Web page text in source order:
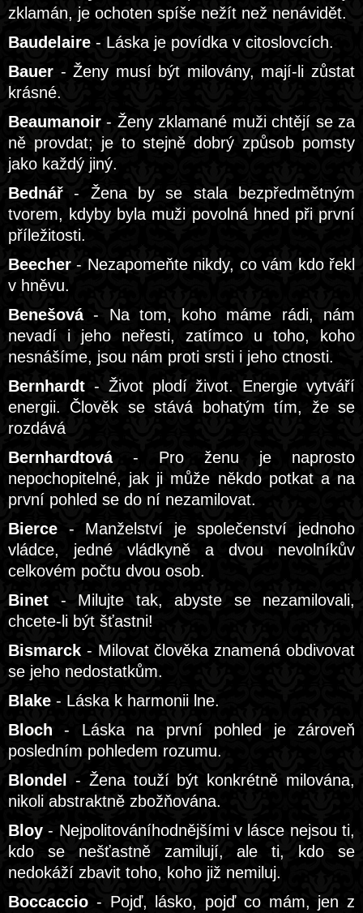
zklamán, je ochoten spíše nežít než nenávidět.
Baudelaire - Láska je povídka v citoslovcích.
Bauer - Ženy musí být milovány, mají-li zůstat
krásné.
Beaumanoir - Ženy zklamané muži chtějí se za
ně provdat; je to stejně dobrý způsob pomsty
jako každý jiný.
Bednář - Žena by se stala bezpředmětným
tvorem, kdyby byla muži povolná hned při první
příležitosti.
Beecher - Nezapomeňte nikdy, co vám kdo řekl
v hněvu.
Benešová- Na tom, koho máme rádi, nám
nevadí i jeho neřesti, zatímco u toho, koho
nesnášíme, jsou nám proti srsti i jeho ctnosti.
Bernhardt - Život plodí život. Energie vytváří
energii. Člověk se stává bohatým tím, že se
rozdává
Bernhardtová- Pro ženu je naprosto
nepochopitelné, jak ji může někdo potkat a na
první pohled se do ní nezamilovat.
Bierce - Manželství je společenství jednoho
vládce, jedné vládkyně a dvou nevolníkův
celkovém počtu dvou osob.
Binet - Milujte tak, abyste se nezamilovali,
chcete-li být šťastni!
Bismarck - Milovat člověka znamená obdivovat
se jeho nedostatkům.
Blake - Láska k harmonii lne.
Bloch - Láska na první pohled je zároveň
posledním pohledem rozumu.
Blondel
- Žena touží být konkrétně milována,
nikoli abstraktně zbožňována.
Bloy - Nejpolitováníhodnějšími v lásce nejsou ti,
kdo se nešťastně zamilují, ale ti, kdo se
nedokáží zbavit toho, koho již nemiluj.
Boccaccio - Pojď, lásko, pojď co mám, jen z